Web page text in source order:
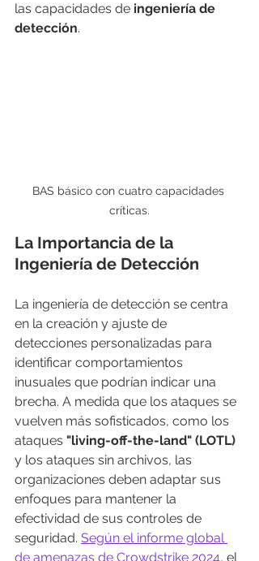
las capacidades de ingeniería de
detección.
BAS básico con cuatro capacidades
críticas.
La Importancia de la
Ingeniería de Detección
La ingeniería de detección se centra
en la creación y ajuste de
detecciones personalizadas para
identificar comportamientos
inusuales que podrían indicar una
brecha. A medida que los ataques se
vuelven más sofisticados, como los
ataques "living-off-the-land" (LOTL)
y los ataques sin archivos, las
organizaciones deben adaptar sus
enfoques para mantener la
efectividad de sus controles de
seguridad. Según el informe global
de amenazas de Crowdstrike 2024, el